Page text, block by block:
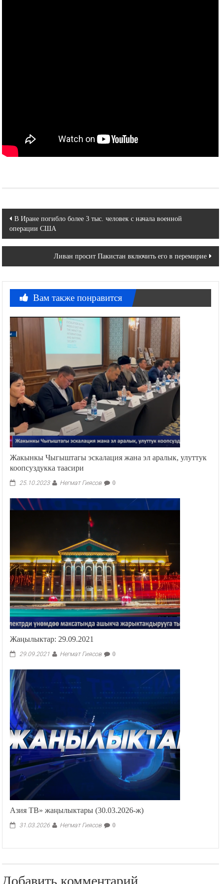
Навигация
по
В Иране погибло более 3 тыс. человек с начала военной
операции США
Ливан просит Пакистан включить его в перемирие
Вам также понравится
Жакынкы Чыгыштагы эскалация жана эл аралык, улуттук
коопсуздукка таасири
25.10.2023 Негмат Гиясов 0
Жаңылыктар: 29.09.2021
29.09.2021 Негмат Гиясов 0
Азия ТВ» жаңылыктары (30.03.2026-ж)
31.03.2026 Негмат Гиясов 0
Добавить комментарий